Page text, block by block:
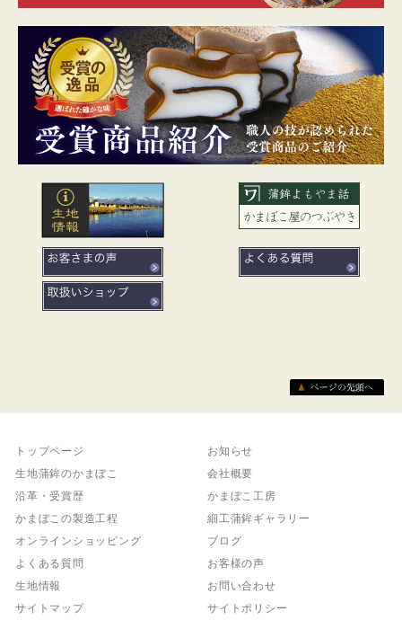
トップページ
お知らせ
生地蒲鉾のかまぼこ
会社概要
沿革・受賞歴
かまぼこ工房
かまぼこの製造工程
細工蒲鉾ギャラリー
オンラインショッピング
ブログ
よくある質問
お客様の声
生地情報
お問い合わせ
サイトマップ
サイトポリシー